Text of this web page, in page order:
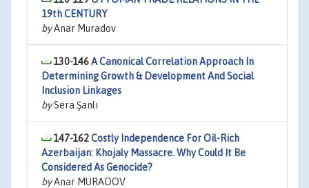
19th CENTURY
byAnar Muradov
130-146A Canonical Correlation Approach In
Determining Growth & Development And Social
Inclusion Linkages
bySera Şanlı
147-162Costly Independence For Oil-Rich
Azerbaijan: Khojaly Massacre. Why Could It Be
Considered As Genocide?
byAnar MURADOV